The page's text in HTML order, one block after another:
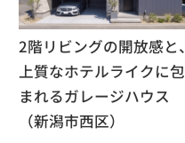
2階リビングの開放感と、
上質なホテルライクに包
まれるガレージハウス
（新潟市西区）